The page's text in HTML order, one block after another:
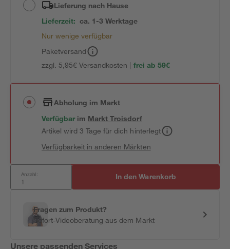
Lieferung nach Hause
Lieferzeit: ca. 1-3 Werktage
Nur wenige verfügbar
Paketversand
zzgl. 5,95€ Versandkosten | frei ab 59€
Abholung im Markt
Verfügbar im MarktTroisdorf
Artikel wird 3 Tage für dich hinterlegt
Verfügbarkeit in anderen Märkten
Anzahl: In den Warenkorb
Fragen zum Produkt?
Sofort-Videoberatung aus dem Markt
Unsere passenden Services